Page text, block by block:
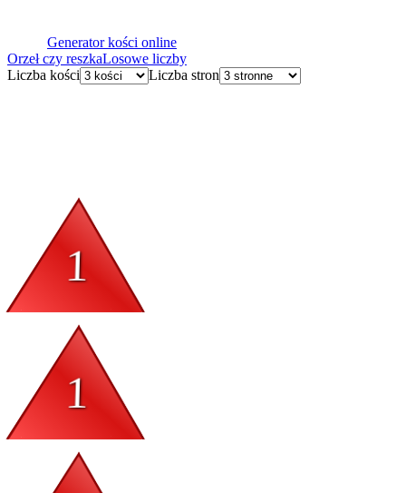
Generator kości online
Orzeł czy reszkaLosowe liczby
Liczba kości
Liczba stron